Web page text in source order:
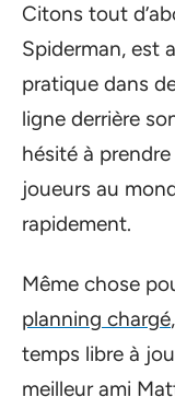
Citons tout
Spiderman, est
pratique dans
ligne derrière
hésité à
joueurs au
rapidement.
Même chose
planning chargé
temps libre à
meilleur ami